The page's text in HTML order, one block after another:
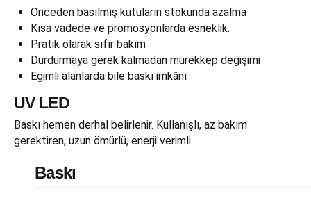
Önceden basılmış kutuların stokunda azalma
Kısa vadede ve promosyonlarda esneklik.
Pratik olarak sıfır bakım
Durdurmaya gerek kalmadan mürekkep değişimi
Eğimli alanlarda bile baskı imkânı
UV LED
Baskı hemen derhal belirlenir. Kullanışlı, az bakım
gerektiren, uzun ömürlü, enerji verimli
Baskı